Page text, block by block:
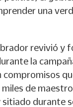
una
revivió y
la
de
durante